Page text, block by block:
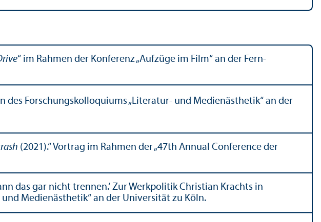
“ im Rahmen der Konferenz „Aufzüge im Film“ an der Fern­
des Forschungs­kolloquiums „Literatur- und Medienästhetik“ an der
(2021).“ Vortrag im Rahmen der „47th Annual Conference der
das gar nicht trennen.‘ Zur Werkpolitik Christian Krachts in
Medienästhetik“ an der Universität zu Köln.